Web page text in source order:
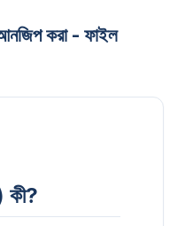
করা - ফাইল
কী?